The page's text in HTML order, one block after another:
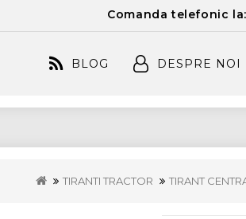
Comanda telefonic
BLOG DESPRE NOI
TIRANTI TRACTOR TIRANT